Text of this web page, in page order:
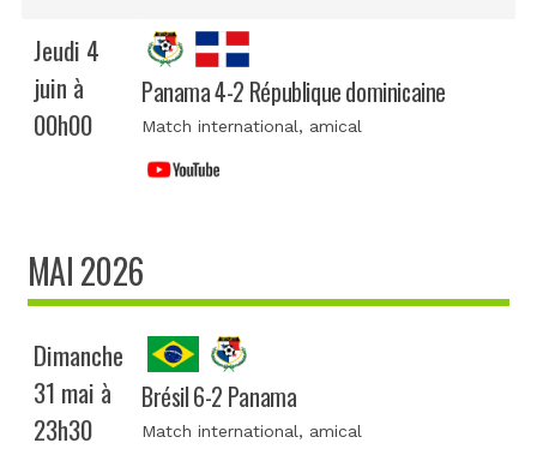
Jeudi 4
juin à
00h00
Panama 4-2 République dominicaine
Match international, amical
MAI 2026
Dimanche
31 mai à
23h30
Brésil 6-2 Panama
Match international, amical